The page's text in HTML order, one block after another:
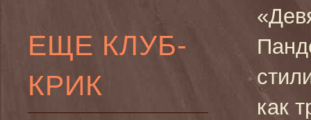
ЕЩЕ КЛУБ-
КРИК
как